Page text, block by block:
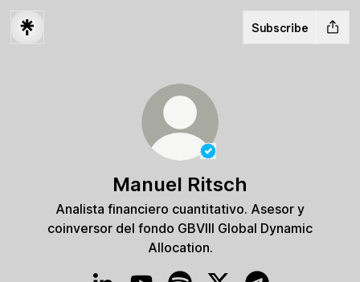
Subscribe
Verified
Manuel Ritsch
Analista financiero cuantitativo. Asesor y
coinversor del fondo GBVIII Global Dynamic
Allocation.